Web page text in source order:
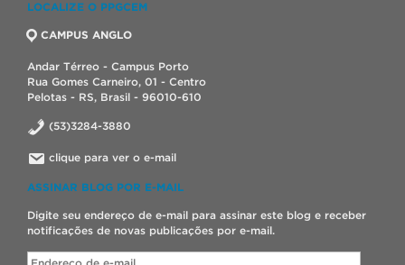
LOCALIZE O PPGCEM
CAMPUS ANGLO
Andar Térreo - Campus Porto
Rua Gomes Carneiro, 01 - Centro
Pelotas - RS, Brasil - 96010-610
(53)3284-3880
clique para ver o e-mail
ASSINAR BLOG POR E-MAIL
Digite seu endereço de e-mail para assinar este blog e receber
notificações de novas publicações por e-mail.
Endereço